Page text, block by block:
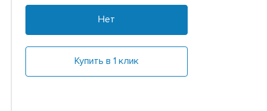
Нет
Купить в 1 клик